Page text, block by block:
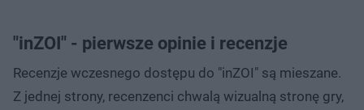
"inZOI" - pierwsze opinie i recenzje
Recenzje wczesnego dostępu do "inZOI" są mieszane.
Z jednej strony, recenzenci chwalą wizualną stronę gry,